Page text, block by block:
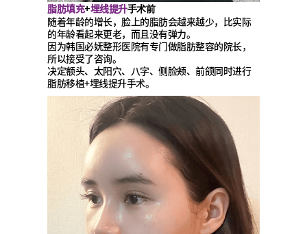
脂肪填充+埋线提升手术前
随着年龄的增长，脸上的脂肪会越来越少，比实际
的年龄看起来更老，而且没有弹力。
因为韩国必妩整形医院有专门做脂肪整容的院长，
所以接受了咨询。
决定额头、太阳穴、八字、侧脸颊、前颌同时进行
脂肪移植+埋线提升手术。